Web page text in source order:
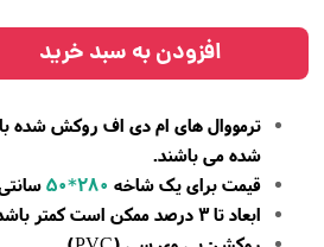
ترمووال های ام دی اف روکش شده
شده می باشند.
قیمت برای یک شاخه 280*50
ابعاد تا 3 درصد ممکن است کمتر باشد.
افزودن به سبد خرید